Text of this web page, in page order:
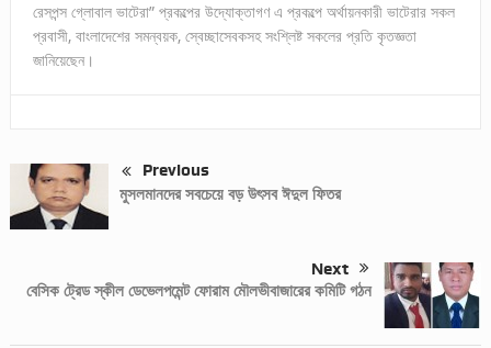
রেসপন্স গ্লোবাল ভাটেরা” প্রকল্পের উদ্যোক্তাগণ এ প্রকল্পে অর্থায়নকারী ভাটেরার সকল
প্রবাসী, বাংলাদেশের সমন্বয়ক, স্বেচ্ছাসেবকসহ সংশ্লিষ্ট সকলের প্রতি কৃতজ্ঞতা
জানিয়েছেন।
Previous
মুসলমানদের সবচেয়ে বড় উৎসব ঈদুল ফিতর
Next
বেসিক ট্রেড স্কীল ডেভেলপমেন্ট ফোরাম মৌলভীবাজারের কমিটি গঠন